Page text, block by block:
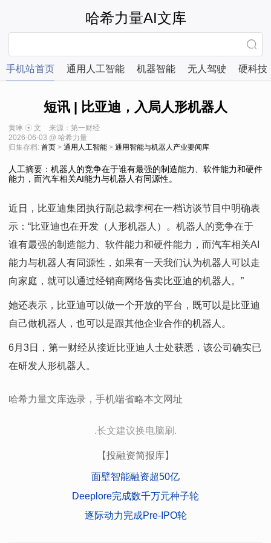
哈希力量AI文库
手机站首页 通用人工智能 机器智能 无人驾驶 硬科技
短讯 | 比亚迪，入局人形机器人
黄琳 ☉ 文
来源：第一财经
2026-06-03 @ 哈希力量
归集存档: 首页 > 通用人工智能 > 通用智能与机器人产业要闻库
人工摘要：机器人的竞争在于谁有最强的制造能力、软件能力和硬件
能力，而汽车相关AI能力与机器人有同源性。
近日，比亚迪集团执行副总裁李柯在一档访谈节目中明确表
示：“比亚迪也在开发（人形机器人）。机器人的竞争在于
谁有最强的制造能力、软件能力和硬件能力，而汽车相关AI
能力与机器人有同源性，如果有一天我们认为机器人可以走
向家庭，就可以通过经销商网络售卖比亚迪的机器人。”
她还表示，比亚迪可以做一个开放的平台，既可以是比亚迪
自己做机器人，也可以是跟其他企业合作的机器人。
6月3日，第一财经从接近比亚迪人士处获悉，该公司确实已
在研发人形机器人。
哈希力量文库选录，手机端省略本文网址
.长文建议换电脑刷.
【投融资简报库】
面壁智能融资超50亿
Deeplore完成数千万元种子轮
逐际动力完成Pre-IPO轮